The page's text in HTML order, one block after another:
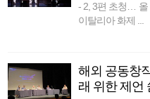
- 2, 3편 초청… 올
이탈리아 화제 ...
해외 공동창
래 위한 제언